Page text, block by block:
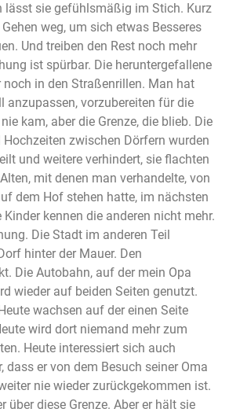
lässt sie gefühlsmäßig im Stich. Kurz
weg, um sich etwas Besseres
Und treiben den Rest noch mehr
ist spürbar. Die heruntergefallene
noch in den Straßenrillen. Man hat
anzupassen, vorzubereiten für die
kam, aber die Grenze, die blieb. Die
zwischen Dörfern wurden
und weitere verhindert, sie flachten
mit denen man verhandelte, von
dem Hof stehen hatte, im nächsten
Kinder kennen die anderen nicht mehr.
Die Stadt im anderen Teil
hinter der Mauer. Den
Die Autobahn, auf der mein Opa
wieder auf beiden Seiten genutzt.
wachsen auf der einen Seite
wird dort niemand mehr zum
Heute interessiert sich auch
dass er von dem Besuch seiner Oma
nie wieder zurückgekommen ist.
über diese Grenze. Aber er hält sie